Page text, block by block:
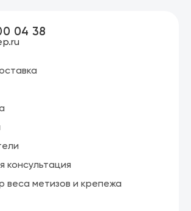
консультация
веса метизов и крепежа
04 38